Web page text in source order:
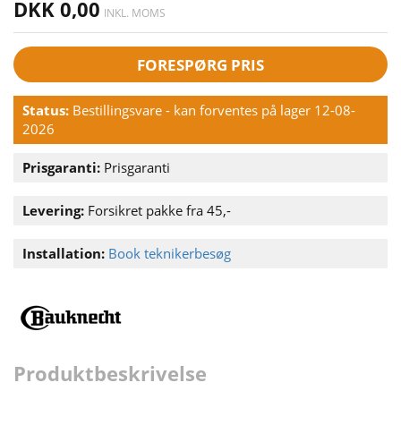
DKK 0,00 INKL. MOMS
FORESPØRG PRIS
Status: Bestillingsvare - kan forventes på lager 12-08-
2026
Prisgaranti: Prisgaranti
Levering: Forsikret pakke fra 45,-
Installation: Book teknikerbesøg
Produktbeskrivelse